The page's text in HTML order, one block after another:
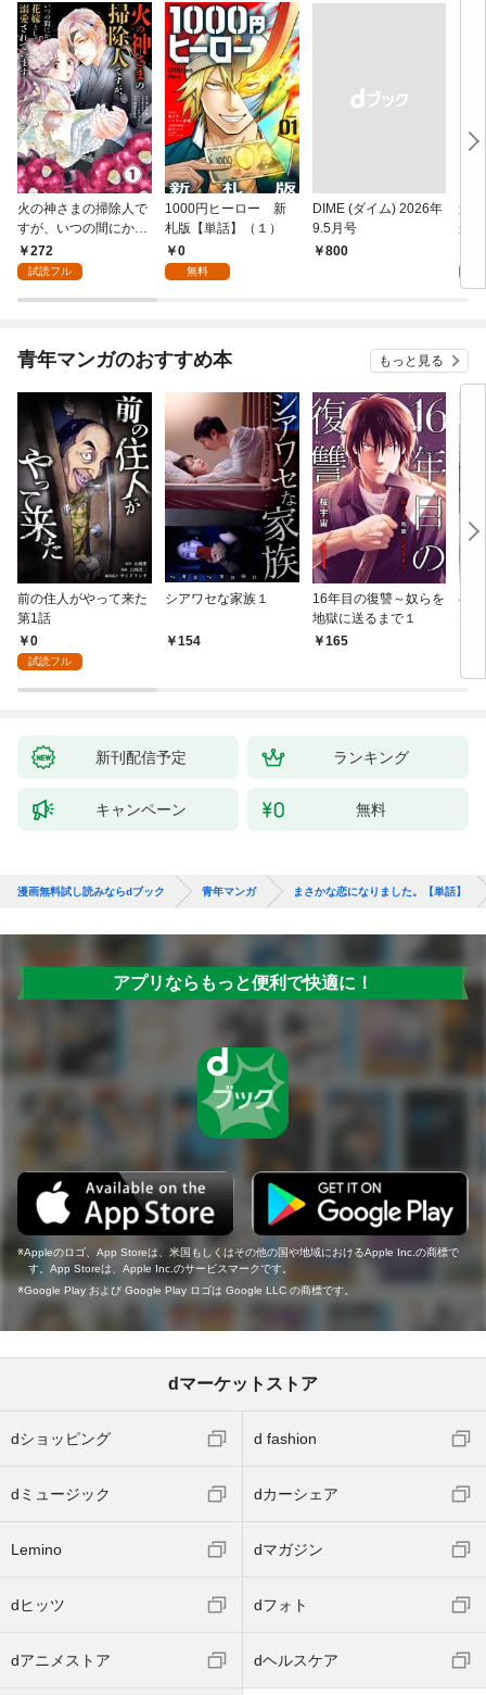
火の神さまの掃除人で
すが、いつの間にか花
嫁として溺愛されてい
ます【単話】（１）
272
試読フル
1000円ヒーロー 新
札版【単話】（１）
0
無料
DIME (ダイム) 2026年
9.5月号
￥800
追
か
れ
（
青年マンガのおすすめ本 もっと見る
前の住人がやって来た
第1話
0
試読フル
シアワセな家族１
154
16年目の復讐～奴らを
地獄に送るまで１
165
ベ
新刊配信予定 ランキング
キャンペーン 無料
漫画無料試し読みならdブック 青年マンガ まさかな恋になりました。【単話】
アプリならもっと便利で快適に！
Appleのロゴ、App Storeは、米国もしくはその他の国や地域におけるApple Inc.の商標で
す。App Storeは、Apple Inc.のサービスマークです。
Google Play および Google Play ロゴは Google LLC の商標です。
dマーケットストア
dショッピング d fashion
dミュージック dカーシェア
Lemino dマガジン
dヒッツ dフォト
dアニメストア dヘルスケア